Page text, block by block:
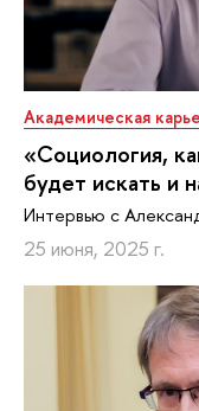
Академическая
«Социология,
будет искать и
Интервью с
25 июня, 2025 г.